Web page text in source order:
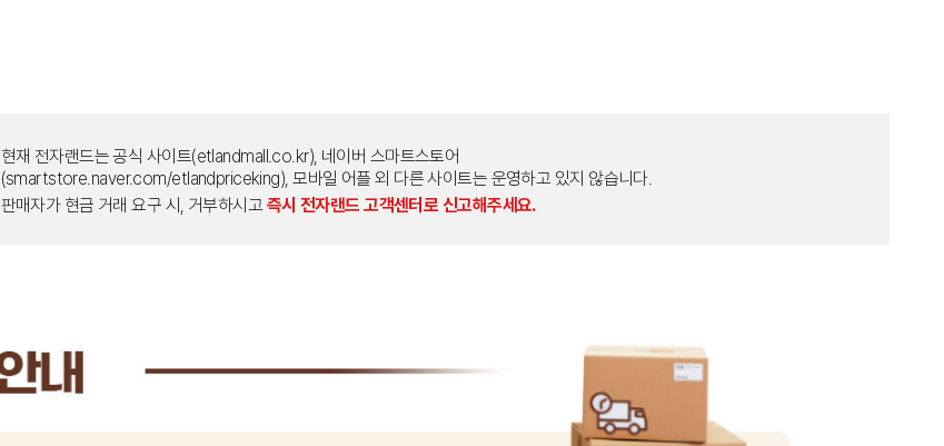
현재 전자랜드는 공식 사이트(etlandmall.co.kr), 네이버 스마트스토어
(smartstore.naver.com/etlandpriceking), 모바일 어플 외 다른 사이트는 운영하고 있지 않습니다.
판매자가 현금 거래 요구 시, 거부하시고 즉시 전자랜드 고객센터로 신고해주세요.